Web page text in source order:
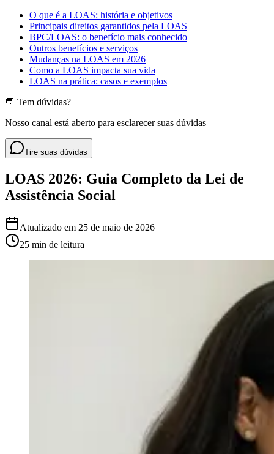
O que é a LOAS: história e objetivos
Principais direitos garantidos pela LOAS
BPC/LOAS: o benefício mais conhecido
Outros benefícios e serviços
Mudanças na LOAS em 2026
Como a LOAS impacta sua vida
LOAS na prática: casos e exemplos
💬 Tem dúvidas?
Nosso canal está aberto para esclarecer suas dúvidas
Tire suas dúvidas
LOAS 2026: Guia Completo da Lei de
Assistência Social
Atualizado em 25 de maio de 2026
25 min de leitura